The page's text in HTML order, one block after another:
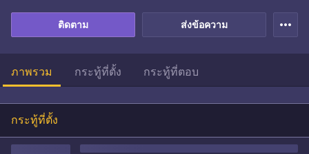
ส่งข้อความ
ติดตาม more_horiz
ภาพรวม กระทู้ที่ตั้ง กระทู้ที่ตอบ
กระทู้ที่ตั้ง